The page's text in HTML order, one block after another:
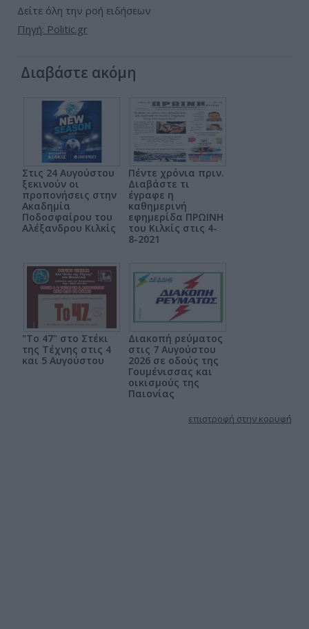
Δείτε όλη την ροή ειδήσεων
Πηγή: Politic.gr
Διαβάστε ακόμη
Στις 24 Αυγούστου
ξεκινούν οι
προπονήσεις στην
Ακαδημία
Ποδοσφαίρου του
Αλέξανδρου Κιλκίς
Πέντε χρόνια πριν.
Διαβάστε τι
έγραφε η
καθημερινή
εφημερίδα ΠΡΩΙΝΗ
του Κιλκίς στις 4-
8-2021
"Το 47" στο Στέκι
της Τέχνης στις 4
και 5 Αυγούστου
Διακοπή ρεύματος
στις 7 Αυγούστου
2026 σε οδούς της
Γουμένισσας και
οικισμούς της
Παιονίας
επιστροφή στην κορυφή